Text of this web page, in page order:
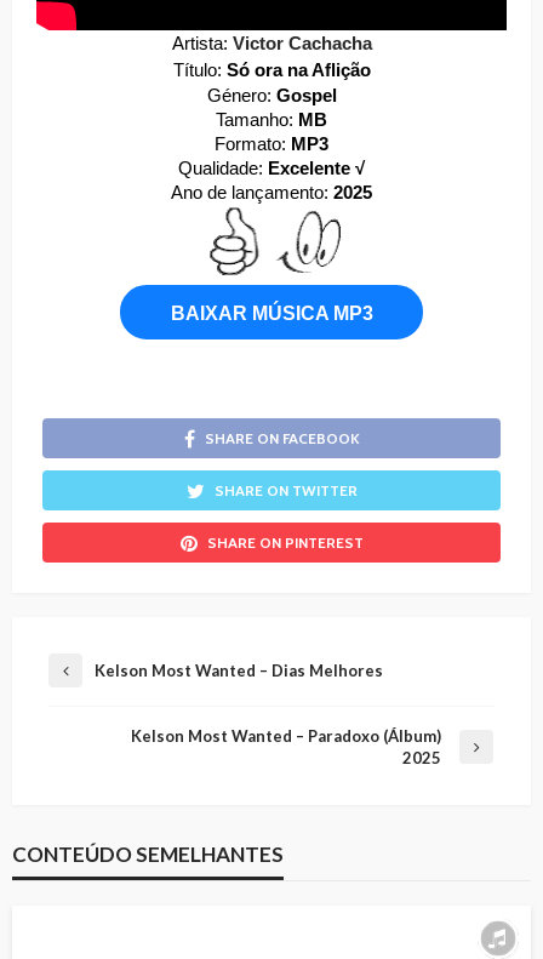
Artista: Victor Cachacha
Título: Só ora na Aflição
Género: Gospel
Tamanho: MB
Formato: MP3
Qualidade: Excelente √
Ano de lançamento: 2025
BAIXAR MÚSICA MP3
SHARE ON FACEBOOK
SHARE ON TWITTER
SHARE ON PINTEREST
Kelson Most Wanted – Dias Melhores
Kelson Most Wanted – Paradoxo (Álbum)
2025
CONTEÚDO SEMELHANTES